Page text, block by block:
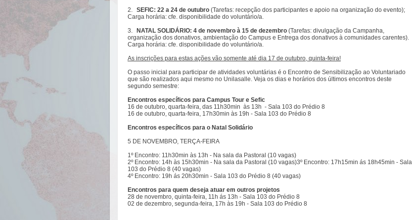
2.
SEFIC: 22 a 24 de outubro (Tarefas: recepção dos participantes e apoio na organização do evento);
Carga horária: cfe. disponibilidade do voluntário/a.
3.
NATAL SOLIDÁRIO: 4 de novembro à 15 de dezembro (Tarefas: divulgação da Campanha,
organização dos donativos, ambientação do Campus e Entrega dos donativos à comunidades carentes).
Carga horária: cfe. disponibilidade do voluntário/a.
As inscrições para estas ações vão somente até dia 17 de outubro, quinta-feira!
O passo inicial para participar de atividades voluntárias é o Encontro de Sensibilização ao Voluntariado
que são realizados aqui mesmo no Unilasalle. Veja os dias e horários dos últimos encontros deste
segundo semestre:
Encontros específicos para Campus Tour e Sefic
16 de outubro, quarta-feira, das 11h30min às 13h - Sala 103 do Prédio 8
16 de outubro, quarta-feira, 17h30min às 19h - Sala 103 do Prédio 8
Encontros específicos para o Natal Solidário
5 DE NOVEMBRO, TERÇA-FEIRA
1º Encontro: 11h30min às 13h - Na sala da Pastoral (10 vagas)
2º Encontro: 14h às 15h30min - Na sala da Pastoral (10 vagas)3º Encontro: 17h15min ás 18h45min - Sala
103 do Prédio 8 (40 vagas)
4º Encontro: 19h ás 20h30min - Sala 103 do Prédio 8 (40 vagas)
Encontros para quem deseja atuar em outros projetos
28 de novembro, quinta-feira, 11h ás 13h - Sala 103 do Prédio 8
02 de dezembro, segunda-feira, 17h às 19h - Sala 103 do Prédio 8